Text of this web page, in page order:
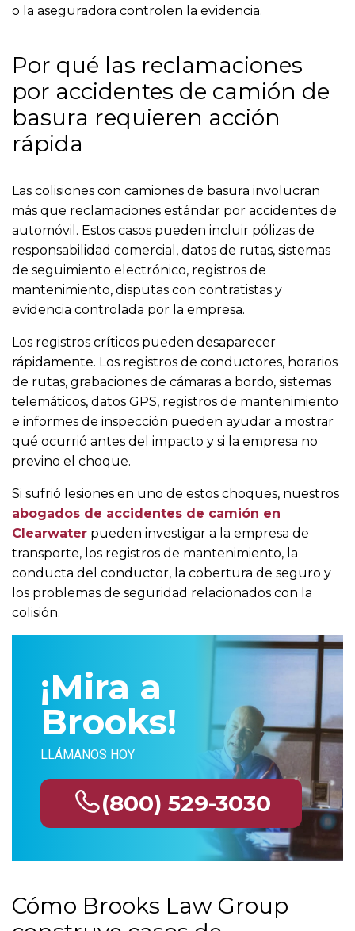
o la aseguradora controlen la evidencia.
Por qué las reclamaciones
por accidentes de camión de
basura requieren acción
rápida
Las colisiones con camiones de basura involucran
más que reclamaciones estándar por accidentes de
automóvil. Estos casos pueden incluir pólizas de
responsabilidad comercial, datos de rutas, sistemas
de seguimiento electrónico, registros de
mantenimiento, disputas con contratistas y
evidencia controlada por la empresa.
Los registros críticos pueden desaparecer
rápidamente. Los registros de conductores, horarios
de rutas, grabaciones de cámaras a bordo, sistemas
telemáticos, datos GPS, registros de mantenimiento
e informes de inspección pueden ayudar a mostrar
qué ocurrió antes del impacto y si la empresa no
previno el choque.
Si sufrió lesiones en uno de estos choques, nuestros
abogados de accidentes de camión en
Clearwater pueden investigar a la empresa de
transporte, los registros de mantenimiento, la
conducta del conductor, la cobertura de seguro y
los problemas de seguridad relacionados con la
colisión.
¡Mira a
Brooks!
LLÁMANOS HOY
(800) 529-3030
Cómo Brooks Law Group